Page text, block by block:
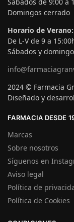
Sábados de 9:00 a
Domingos cerrado
Horario de Verano:
De L-V de 9 a
Sábados y
2024 © Farmacia
Diseñado y
FARMACIA DESDE
Marcas
Sobre nosotros
Síguenos en
Aviso legal
Política de
Política de Cookies